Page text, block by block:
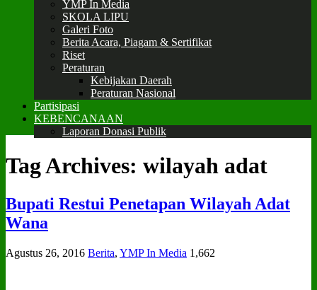
YMP In Media
SKOLA LIPU
Galeri Foto
Berita Acara, Piagam & Sertifikat
Riset
Peraturan
Kebijakan Daerah
Peraturan Nasional
Partisipasi
KEBENCANAAN
Laporan Donasi Publik
Tag Archives: wilayah adat
Bupati Restui Penetapan Wilayah Adat
Wana
Agustus 26, 2016 Berita, YMP In Media 1,662